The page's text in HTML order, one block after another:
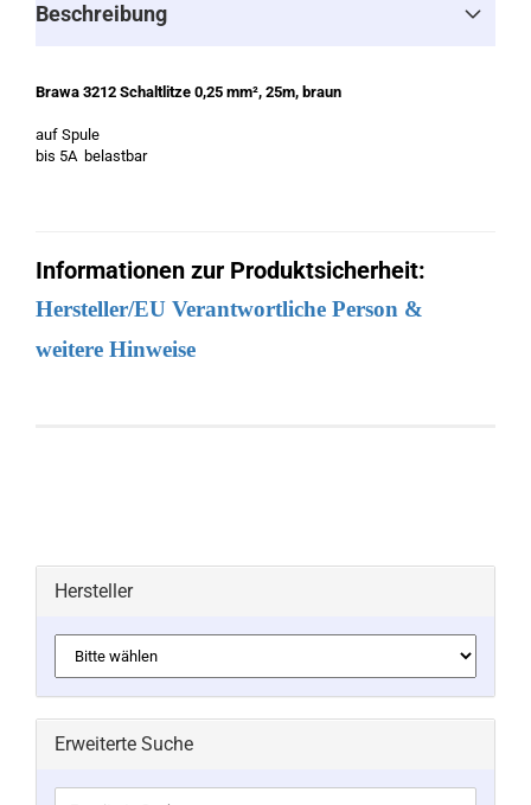
Beschreibung
Brawa 3212 Schaltlitze 0,25 mm², 25m, braun
auf Spule
bis 5A belastbar
Informationen zur Produktsicherheit:
Hersteller/EU Verantwortliche Person &
weitere Hinweise
Hersteller
Erweiterte Suche